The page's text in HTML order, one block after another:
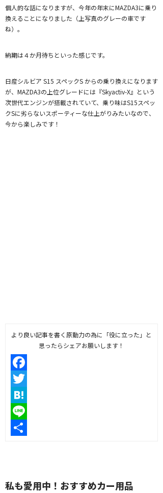
個人的な話になりますが、今年の年末にMAZDA3に乗り
換えることになりました（上写真のグレーの車です
ね）。
納期は４か月待ちといった感じです。
日産シルビア S15 スペックS からの乗り換えになります
が、MAZDA3の上位グレードには『Skyactiv-X』という
次世代エンジンが搭載されていて、乗り味はS15スペッ
クSに劣らないスポーティーな仕上がりみたいなので、
今から楽しみです！
より良い記事を書く原動力の為に「役に立った」と
思ったらシェアお願いします！
私も愛用中！おすすめカー用品